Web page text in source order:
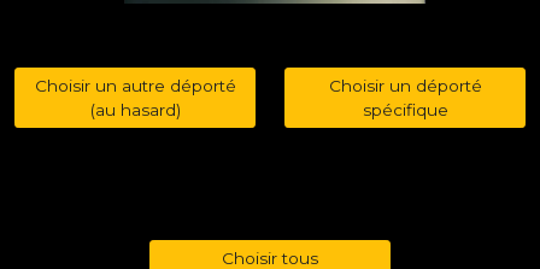
Choisir un autre déporté
(au hasard)
Choisir un déporté
spécifique
Choisir tous